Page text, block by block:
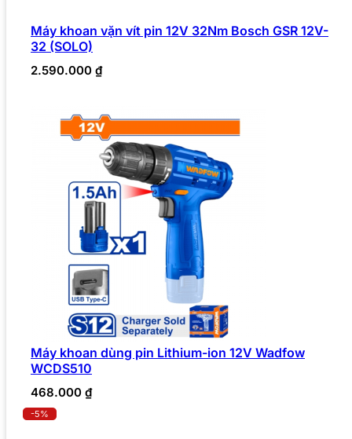
Máy khoan vặn vít pin 12V 32Nm Bosch GSR 12V-
32 (SOLO)
2.590.000 ₫
Máy khoan dùng pin Lithium-ion 12V Wadfow
WCDS510
468.000 ₫
-5%